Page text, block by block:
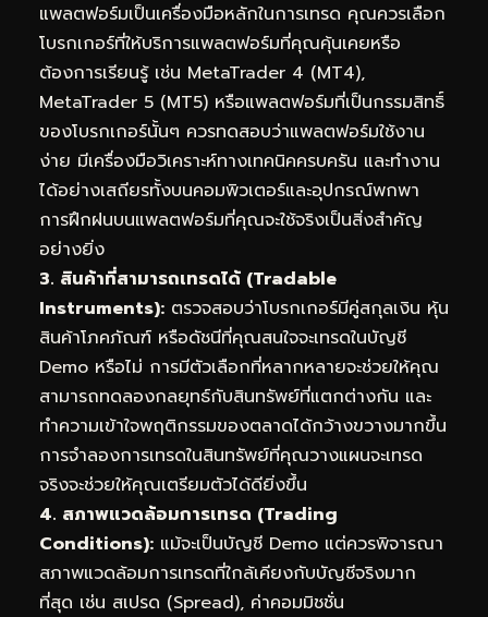
แพลตฟอร์มเป็นเครื่องมือหลักในการเทรด คุณควรเลือก
โบรกเกอร์ที่ให้บริการแพลตฟอร์มที่คุณคุ้นเคยหรือ
ต้องการเรียนรู้ เช่น MetaTrader 4 (MT4),
MetaTrader 5 (MT5) หรือแพลตฟอร์มที่เป็นกรรมสิทธิ์
ของโบรกเกอร์นั้นๆ ควรทดสอบว่าแพลตฟอร์มใช้งาน
ง่าย มีเครื่องมือวิเคราะห์ทางเทคนิคครบครัน และทำงาน
ได้อย่างเสถียรทั้งบนคอมพิวเตอร์และอุปกรณ์พกพา
การฝึกฝนบนแพลตฟอร์มที่คุณจะใช้จริงเป็นสิ่งสำคัญ
อย่างยิ่ง
3. สินค้าที่สามารถเทรดได้ (Tradable
Instruments): ตรวจสอบว่าโบรกเกอร์มีคู่สกุลเงิน หุ้น
สินค้าโภคภัณฑ์ หรือดัชนีที่คุณสนใจจะเทรดในบัญชี
Demo หรือไม่ การมีตัวเลือกที่หลากหลายจะช่วยให้คุณ
สามารถทดลองกลยุทธ์กับสินทรัพย์ที่แตกต่างกัน และ
ทำความเข้าใจพฤติกรรมของตลาดได้กว้างขวางมากขึ้น
การจำลองการเทรดในสินทรัพย์ที่คุณวางแผนจะเทรด
จริงจะช่วยให้คุณเตรียมตัวได้ดียิ่งขึ้น
4. สภาพแวดล้อมการเทรด (Trading
Conditions): แม้จะเป็นบัญชี Demo แต่ควรพิจารณา
สภาพแวดล้อมการเทรดที่ใกล้เคียงกับบัญชีจริงมาก
ที่สุด เช่น สเปรด (Spread), ค่าคอมมิชชั่น